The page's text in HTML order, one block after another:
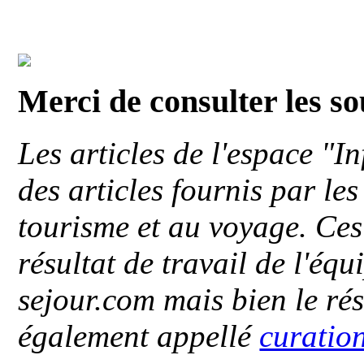
Merci de consulter les
Les articles de l'espace
des articles fournis par
tourisme et au voyage.
résultat de travail de
sejour.com mais bien le
également appellé